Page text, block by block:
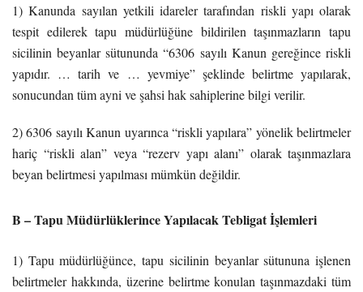
1) Kanunda sayılan yetkili idareler tarafından riskli yapı olarak
tespit edilerek tapu müdürlüğüne bildirilen taşınmazların tapu
sicilinin beyanlar sütununda “6306 sayılı Kanun gereğince riskli
yapıdır. … tarih ve … yevmiye” şeklinde belirtme yapılarak,
sonucundan tüm ayni ve şahsi hak sahiplerine bilgi verilir.
2) 6306 sayılı Kanun uyarınca “riskli yapılara” yönelik belirtmeler
hariç “riskli alan” veya “rezerv yapı alanı” olarak taşınmazlara
beyan belirtmesi yapılması mümkün değildir.
B – Tapu Müdürlüklerince Yapılacak Tebligat İşlemleri
1) Tapu müdürlüğünce, tapu sicilinin beyanlar sütununa işlenen
belirtmeler hakkında, üzerine belirtme konulan taşınmazdaki tüm